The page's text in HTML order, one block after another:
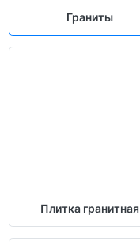
Граниты
Плитка гранитная